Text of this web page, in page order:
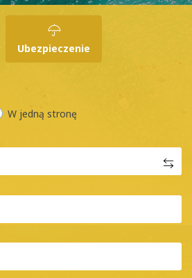
Ubezpieczenie
W jedną stronę